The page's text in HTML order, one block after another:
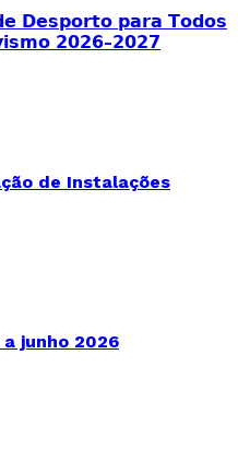
𝗗𝗲𝘀𝗽𝗼𝗿𝘁𝗼 𝗽𝗮𝗿𝗮 𝗧𝗼𝗱𝗼𝘀
𝟮𝟬𝟮𝟲-𝟮𝟬𝟮𝟳
de Instalações
junho 2026